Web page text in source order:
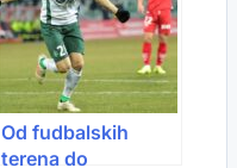
posto, minimalna
ide na 700 KM
Od fudbalskih
terena do